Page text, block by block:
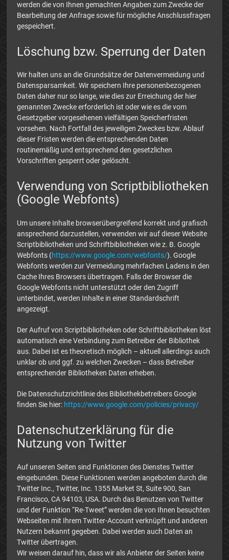
werden die von Ihnen gemachten Angaben zum Zwecke der
Bearbeitung der Anfrage sowie für mögliche Anschlussfragen
gespeichert.
Löschung bzw. Sperrung der Daten
Wir halten uns an die Grundsätze der Datenvermeidung und
Datensparsamkeit. Wir speichern Ihre personenbezogenen
Daten daher nur so lange, wie dies zur Erreichung der hier
genannten Zwecke erforderlich ist oder wie es die vom
Gesetzgeber vorgesehenen vielfältigen Speicherfristen
vorsehen. Nach Fortfall des jeweiligen Zweckes bzw. Ablauf
dieser Fristen werden die entsprechenden Daten
routinemäßig und entsprechend den gesetzlichen
Vorschriften gesperrt oder gelöscht.
Verwendung von Scriptbibliotheken
(Google Webfonts)
Um unsere Inhalte browserübergreifend korrekt und grafisch
ansprechend darzustellen, verwenden wir auf dieser Website
Scriptbibliotheken und Schriftbibliotheken wie z. B. Google
Webfonts (https://www.google.com/webfonts/). Google
Webfonts werden zur Vermeidung mehrfachen Ladens in den
Cache Ihres Browsers übertragen. Falls der Browser die
Google Webfonts nicht unterstützt oder den Zugriff
unterbindet, werden Inhalte in einer Standardschrift
angezeigt.
Der Aufruf von Scriptbibliotheken oder Schriftbibliotheken löst
automatisch eine Verbindung zum Betreiber der Bibliothek
aus. Dabei ist es theoretisch möglich – aktuell allerdings auch
unklar ob und ggf. zu welchen Zwecken – dass Betreiber
entsprechender Bibliotheken Daten erheben.
Die Datenschutzrichtlinie des Bibliothekbetreibers Google
finden Sie hier: https://www.google.com/policies/privacy/
Datenschutzerklärung für die
Nutzung von Twitter
Auf unseren Seiten sind Funktionen des Dienstes Twitter
eingebunden. Diese Funktionen werden angeboten durch die
Twitter Inc., Twitter, Inc. 1355 Market St, Suite 900, San
Francisco, CA 94103, USA. Durch das Benutzen von Twitter
und der Funktion “Re-Tweet” werden die von Ihnen besuchten
Webseiten mit Ihrem Twitter-Account verknüpft und anderen
Nutzern bekannt gegeben. Dabei werden auch Daten an
Twitter übertragen.
Wir weisen darauf hin, dass wir als Anbieter der Seiten keine